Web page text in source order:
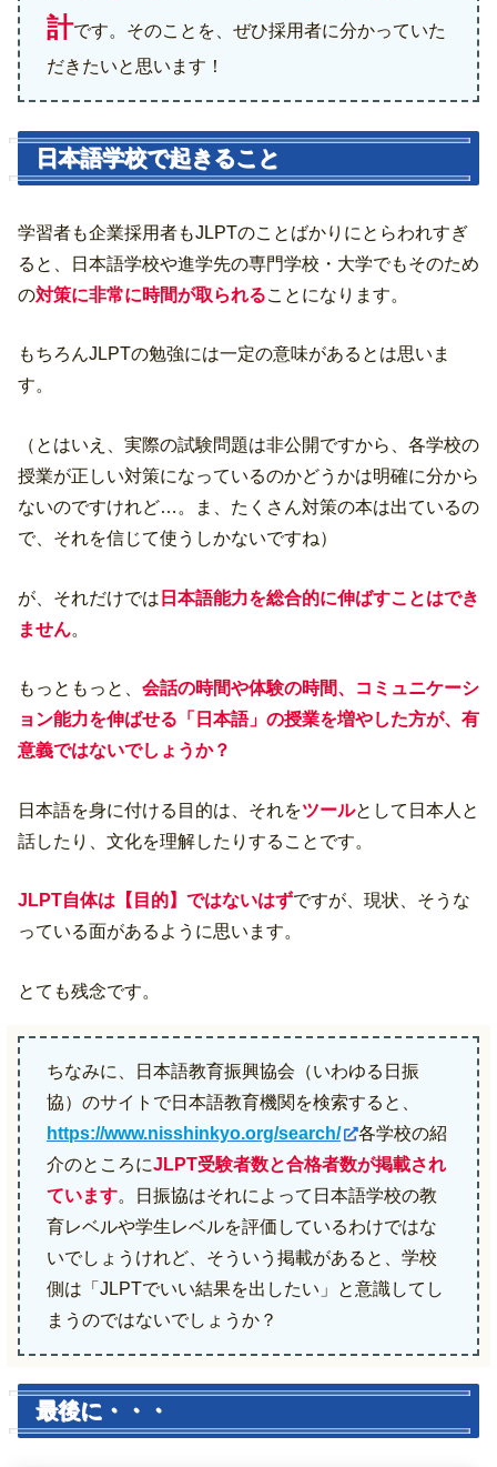
計です。そのことを、ぜひ採用者に分かっていた
だきたいと思います！
日本語学校で起きること
学習者も企業採用者もJLPTのことばかりにとらわれすぎ
ると、日本語学校や進学先の専門学校・大学でもそのため
の対策に非常に時間が取られることになります。
もちろんJLPTの勉強には一定の意味があるとは思いま
す。
（とはいえ、実際の試験問題は非公開ですから、各学校の
授業が正しい対策になっているのかどうかは明確に分から
ないのですけれど…。ま、たくさん対策の本は出ているの
で、それを信じて使うしかないですね）
が、それだけでは 日本語能力を総合的に伸ばすことはでき
ません。
もっともっと、 会話の時間や体験の時間、コミュニケーシ
ョン能力を伸ばせる「日本語」の授業を増やした方が、有
意義ではないでしょうか？
日本語を身に付ける目的は、それをツールとして日本人と
話したり、文化を理解したりすることです。
JLPT自体は【目的】ではないはずですが、現状、そうな
っている面があるように思います。
とても残念です。
ちなみに、日本語教育振興協会（いわゆる日振
協）のサイトで日本語教育機関を検索すると、
https://www.nisshinkyo.org/search/
各学校の紹
介のところにJLPT受験者数と合格者数が掲載され
ています。日振協はそれによって日本語学校の教
育レベルや学生レベルを評価しているわけではな
いでしょうけれど、そういう掲載があると、学校
側は「JLPTでいい結果を出したい」と意識してし
まうのではないでしょうか？
最後に・・・